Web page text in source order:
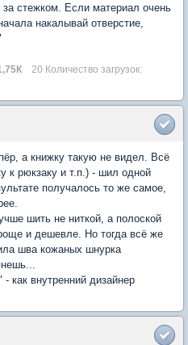
стежком. Если материал очень
накалывай отверстие,
20 Количество загрузок:
а книжку такую не видел. Всё
к рюкзаку и т.п.) - шил одной
получалось то же самое,
шить не ниткой, а полоской
и дешевле. Но тогда всё же
шва кожаных шнурка
как внутренний дизайнер